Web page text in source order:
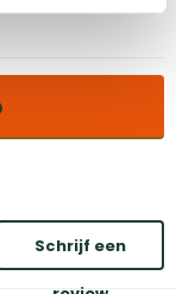
Schrijf een